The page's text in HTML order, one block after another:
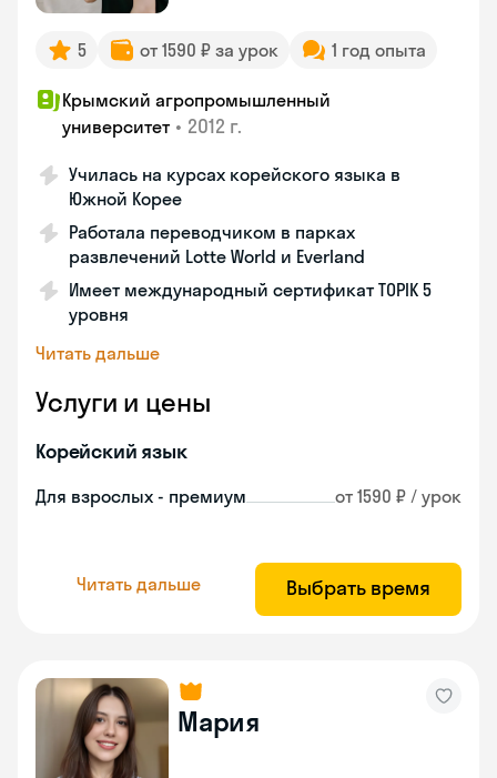
5 от 1590 ₽ за урок 1 год опыта
Крымский агропромышленный
университет • 2012 г.
Училась на курсах корейского языка в
Южной Корее
Работала переводчиком в парках
развлечений Lotte World и Everland
Имеет международный сертификат TOPIK 5
уровня
Читать дальше
Услуги и цены
Корейский язык
Для взрослых - премиум от 1590 ₽ / урок
Читать дальше Выбрать время
Мария